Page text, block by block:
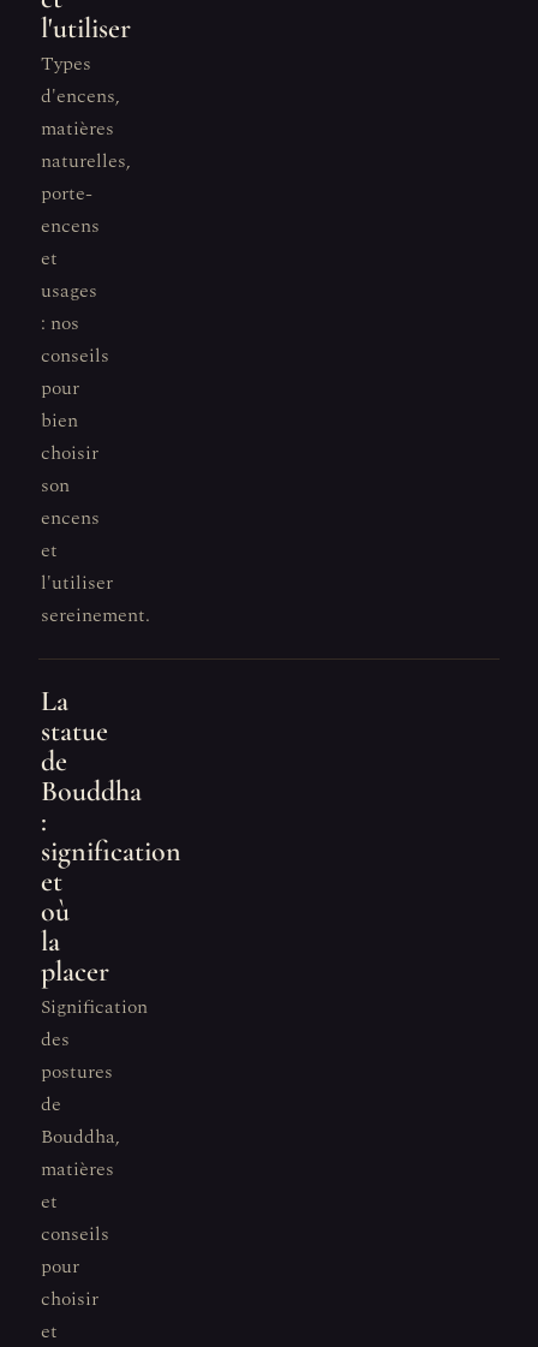
l'utiliser
Types
d'encens,
matières
naturelles,
porte-
encens
et
usages
: nos
conseils
pour
bien
choisir
son
encens
et
l'utiliser
sereinement.
La
statue
de
Bouddha
:
signification
et
où
la
placer
Signification
des
postures
de
Bouddha,
matières
et
conseils
pour
choisir
et